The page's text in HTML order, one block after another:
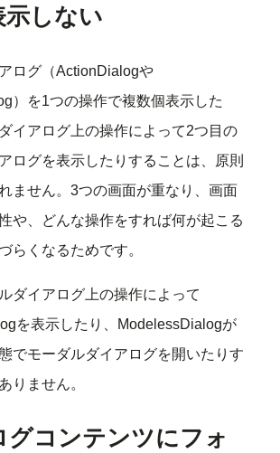
示しない
ログ（ActionDialogや
）を1つの操作で複数個表示した
イアログ上の操作によって2つ目の
ログを表示したりすることは、原則
ません。3つの画面が重なり、画面
や、どんな操作をすれば何が起こる
らくなるためです。
ダイアログ上の操作によって
を表示したり、ModelessDialogが
でモーダルダイアログを開いたりす
りません。
グコンテンツにフォ